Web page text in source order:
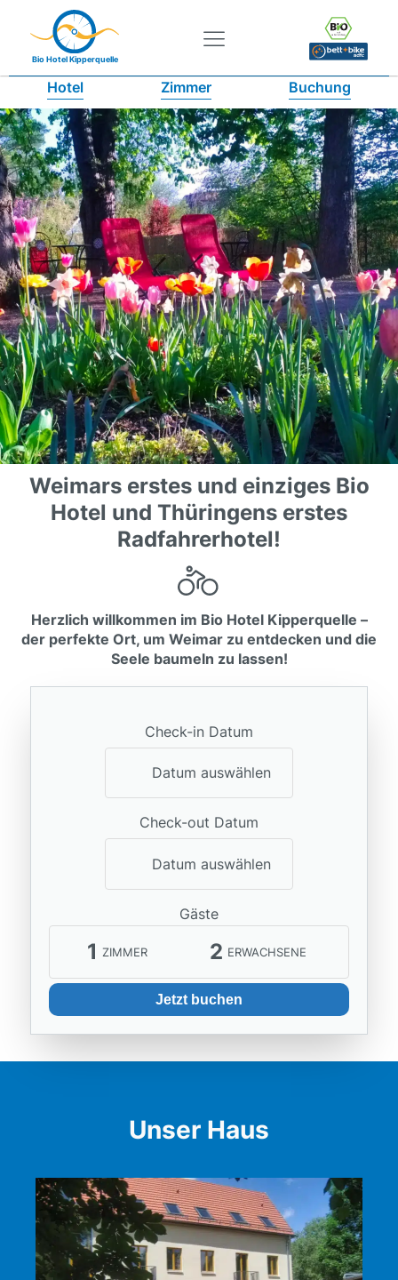
Bio Hotel Kipperquelle
Hotel Zimmer Buchung
Weimars erstes und einziges Bio
Hotel und Thüringens erstes
Radfahrerhotel!
Herzlich willkommen im Bio Hotel Kipperquelle –
der perfekte Ort, um Weimar zu entdecken und die
Seele baumeln zu lassen!
Check-in Datum
Datum auswählen
Check-out Datum
Datum auswählen
Gäste
ZIMMER
1 ERWACHSENE
2
Jetzt buchen
Unser Haus